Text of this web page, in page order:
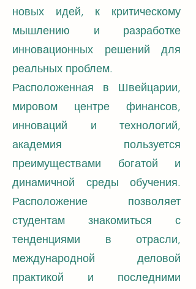
новых идей, к критическому
мышлению и разработке
инновационных решений для
реальных проблем.
Расположенная в Швейцарии,
мировом центре финансов,
инноваций и технологий,
академия пользуется
преимуществами богатой и
динамичной среды обучения.
Расположение позволяет
студентам знакомиться с
тенденциями в отрасли,
международной деловой
практикой и последними